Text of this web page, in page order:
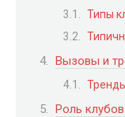
Типы
Вызовы и
Роль